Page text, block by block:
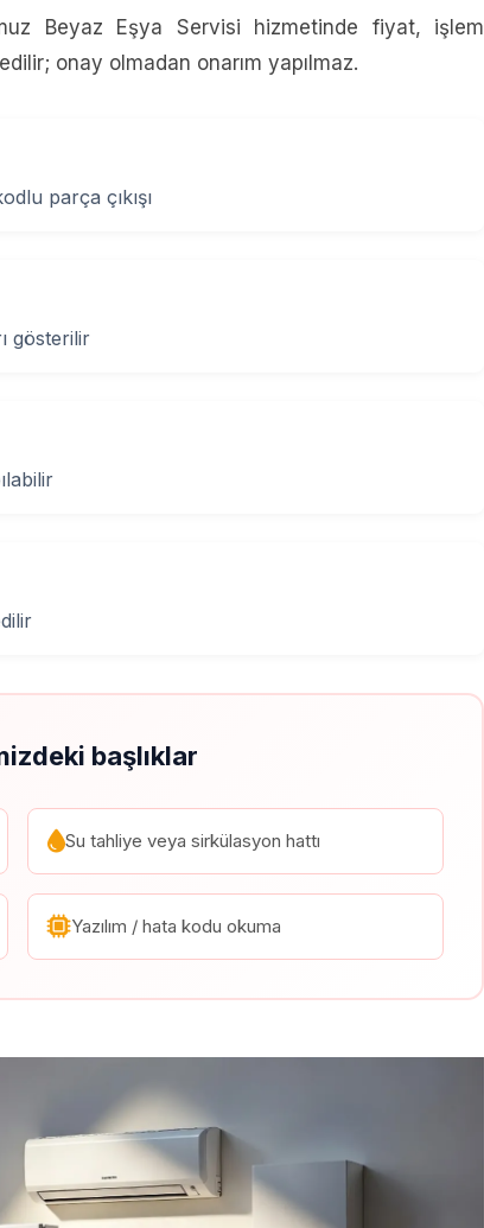
Beyaz Eşya Servisi hizmetinde fiyat, işlem
onay olmadan onarım yapılmaz.
parça çıkışı
gösterilir
başlıklar
Su tahliye veya sirkülasyon hattı
Yazılım / hata kodu okuma